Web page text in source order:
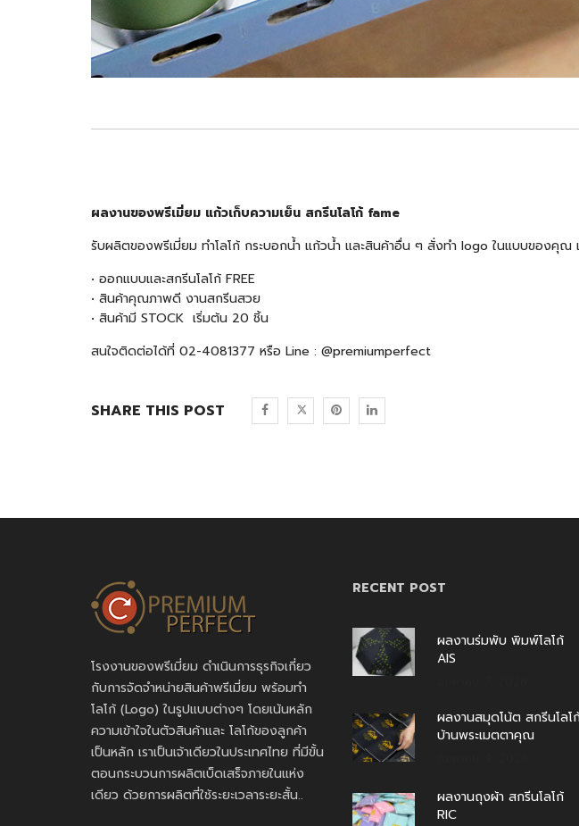
ผลงานของพรีเมี่ยม แก้วเก็บความเย็น สกรีนโลโก้ fame
รับผลิตของพรีเมี่ยม ทำโลโก้ กระบอกน้ำ แก้วน้ำ และสินค้าอื่น ๆ สั่งทำ logo ในแบบของคุ
• ออกแบบและสกรีนโลโก้ FREE
• สินค้าคุณภาพดี งานสกรีนสวย
• สินค้ามี STOCK เริ่มต้น 20 ชิ้น
สนใจติดต่อได้ที่ 02-4081377 หรือ Line : @premiumperfect
SHARE THIS POST
โรงงานของพรีเมี่ยม ดำเนินการธุรกิจเกี่ยว
กับการจัดจำหน่ายสินค้าพรีเมี่ยม พร้อมทำ
โลโก้ (Logo) ในรูปแบบต่างๆ โดยเน้นหลัก
ความเข้าใจในตัวสินค้าและ โลโก้ของลูกค้า
เป็นหลัก เราเป็นเจ้าเดียวในประเทศไทย ที่มีขั้น
ตอนกระบวนการผลิตเบ็ดเสร็จภายในแห่ง
เดียว ด้วยการผลิตที่ใช้ระยะเวลาระยะสั้น..
RECENT POST
ผลงานร่มพับ พิมพ์โลโก้
AIS
ผลงานสมุดโน้ต สกรีนโลโ
บ้านพระเมตตาคุณ
ผลงานถุงผ้า สกรีนโลโก้
RIC